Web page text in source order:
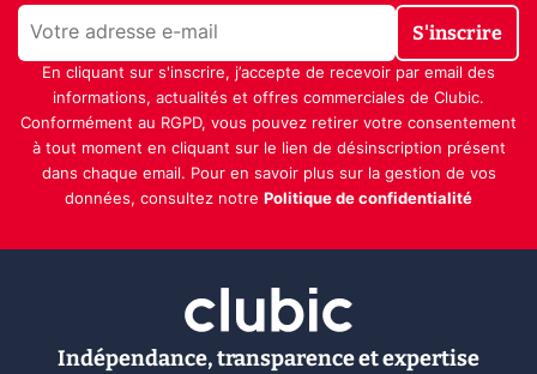
S'inscrire
En cliquant sur s'inscrire, j’accepte de recevoir par email des
informations, actualités et offres commerciales de Clubic.
Conformément au RGPD, vous pouvez retirer votre consentement
à tout moment en cliquant sur le lien de désinscription présent
dans chaque email. Pour en savoir plus sur la gestion de vos
données, consultez notre Politique de confidentialité
Indépendance, transparence et expertise